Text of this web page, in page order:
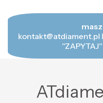
kontakt@atdiament.pl